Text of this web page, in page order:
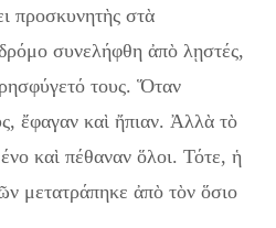
προσκυνητὴς στὰ
συνελήφθη ἀπὸ λῃστές,
τους. Ὅταν
ἔφαγαν καὶ ἤπιαν. Ἀλλὰ τὸ
καὶ πέθαναν ὅλοι. Τότε, ἡ
μετατράπηκε ἀπὸ τὸν ὅσιο